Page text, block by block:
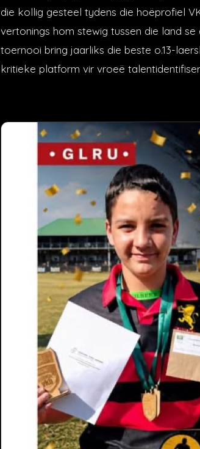
die kollig gesteel tydens die hoëprofiel
vertonings hom stewig tussen die land
toernooi bring jaarliks die beste o.13-
kritieke platform vir vroeë